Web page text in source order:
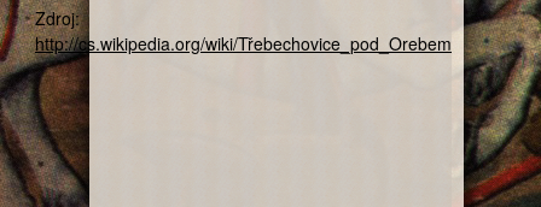
Zdroj:
http://cs.wikipedia.org/wiki/Třebechovice_pod_Orebem